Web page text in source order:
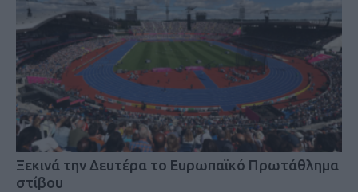
Ξεκινά την Δευτέρα το Ευρωπαϊκό Πρωτάθλημα
στίβου